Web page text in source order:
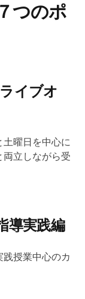
つのポ
イブオ
曜日を中心に
立しながら受
導実践編
授業中心のカ